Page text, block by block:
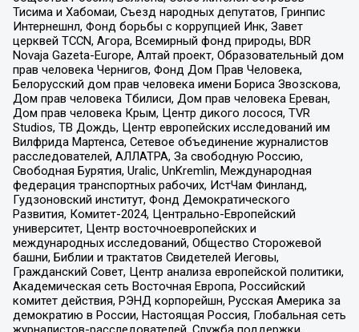
Тисима и Хабомаи, Съезд народных депутатов, Гринпис
Интернешнл, Фонд борьбы с коррупцией Инк, Завет
церквей TCCN, Агора, Всемирный фонд природы, BDR
Novaja Gazeta-Europe, Алтай проект, Образовательный дом
прав человека Чернигов, Фонд Дом Прав Человека,
Белорусский дом прав человека имени Бориса Звозскова,
Дом прав человека Тбилиси, Дом прав человека Ереван,
Дом прав человека Крым, Центр дикого лосося, TVR
Studios, ТВ Дождь, Центр европейских исследований им
Вилфрида Мартенса, Сетевое объединение журналистов
расследователей, АЛЛАТРА, За свободную Россию,
Свободная Бурятия, Uralic, UnKremlin, Международная
федерация транспортных рабочих, ИстЧам Финланд,
Гудзоновский институт, Фонд Демократического
Развития, Комитет-2024, Центрально-Европейский
университет, Центр восточноевропейских и
международных исследований, Общество Сторожевой
башни, Библии и трактатов Свидетелей Иеговы,
Гражданский Совет, Центр анализа европейской политики,
Академическая сеть Восточная Европа, Российский
комитет действия, РЭНД корпорейшн, Русская Америка за
демократию в России, Настоящая Россия, Глобальная сеть